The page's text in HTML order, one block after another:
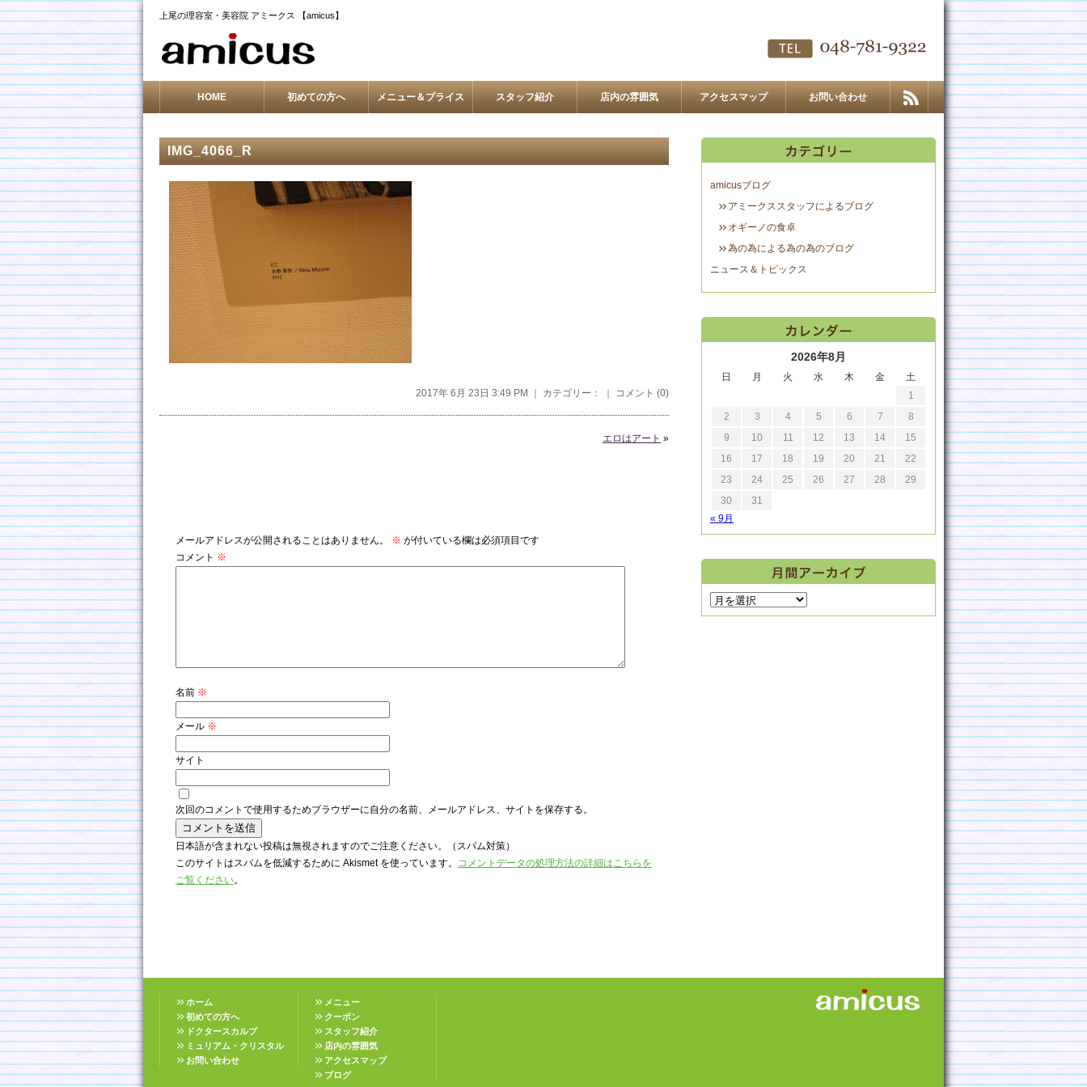
上尾の理容室・美容院 アミークス 【amicus】
HOME 初めての方へ メニュー＆プライス スタッフ紹介 店内の雰囲気 アクセスマップ お問い合わせ
IMG_4066_R
2017年 6月 23日 3:49 PM ｜ カテゴリー： ｜ コメント (0)
エロはアート »
メールアドレスが公開されることはありません。 ※ が付いている欄は必須項目です
コメント ※
名前 ※
メール ※
サイト
次回のコメントで使用するためブラウザーに自分の名前、メールアドレス、サイトを保存する。
日本語が含まれない投稿は無視されますのでご注意ください。（スパム対策）
このサイトはスパムを低減するために Akismet を使っています。 コメントデータの処理方法の詳細はこちらを
ご覧ください。
amicusブログ
アミークススタッフによるブログ
オギーノの食卓
為の為による為の為のブログ
ニュース＆トピックス
2026年8月
日 月 火 水 木 金
土
1
2
3 4 5 6 7
8
9
10 11 12 13 14
15
16
17 18 19 20 21
22
23
24 25 26 27 28
29
30
31
« 9月
ホーム
初めての方へ
ドクタースカルプ
ミュリアム・クリスタル
お問い合わせ
メニュー
クーポン
スタッフ紹介
店内の雰囲気
アクセスマップ
ブログ